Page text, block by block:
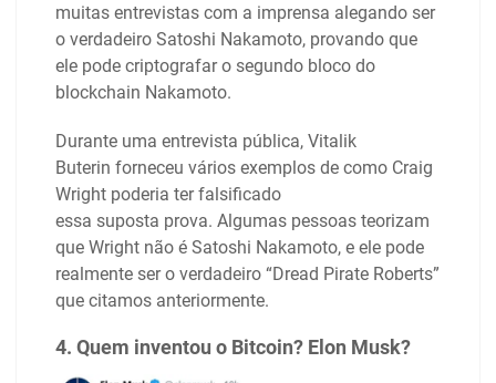
muitas entrevistas com a imprensa alegando ser
o verdadeiro Satoshi Nakamoto, provando que
ele pode criptografar o segundo bloco do
blockchain Nakamoto.
Durante uma entrevista pública, Vitalik
Buterin forneceu vários exemplos de como Craig
Wright poderia ter falsificado
essa suposta prova. Algumas pessoas teorizam
que Wright não é Satoshi Nakamoto, e ele pode
realmente ser o verdadeiro “Dread Pirate Roberts”
que citamos anteriormente.
4. Quem inventou o Bitcoin? Elon Musk?